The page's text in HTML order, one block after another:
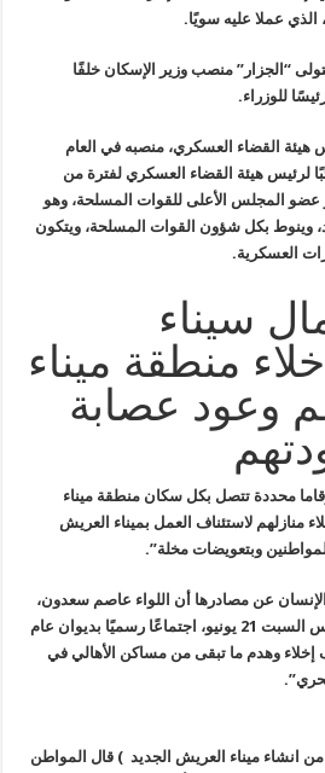
عملا عليه سويًا.
مرة أخرى يتولى “الجزار” منصب وزير الإسكان خلفًا
للوزراء.
هيئة القضاء العسكري، منصبه في العام
لرئيس هيئة القضاء العسكري لفترة من
عضو المجلس الأعلى للقوات المسلحة، وهو
وينوط بكل شؤون القوات المسلحة، ويتكون
العسكرية.
سيناء
منطقة ميناء
وعود عصابة
محددة تتصل بكل سكان منطقة ميناء
منازلهم لاستئناف العمل بميناء العريش
وبتعويضات مخلة”.
عن مصادرها أن اللواء عاصم سعدون،
نائب محافظ شمال سيناء، ترأس السبت 21 يونيو، اجتماعًا رسميًا بديوان عام
وهدم ما تبقى من مساكن الأهالي في
انشاء ميناء العريش الجديد ) قال المواطن